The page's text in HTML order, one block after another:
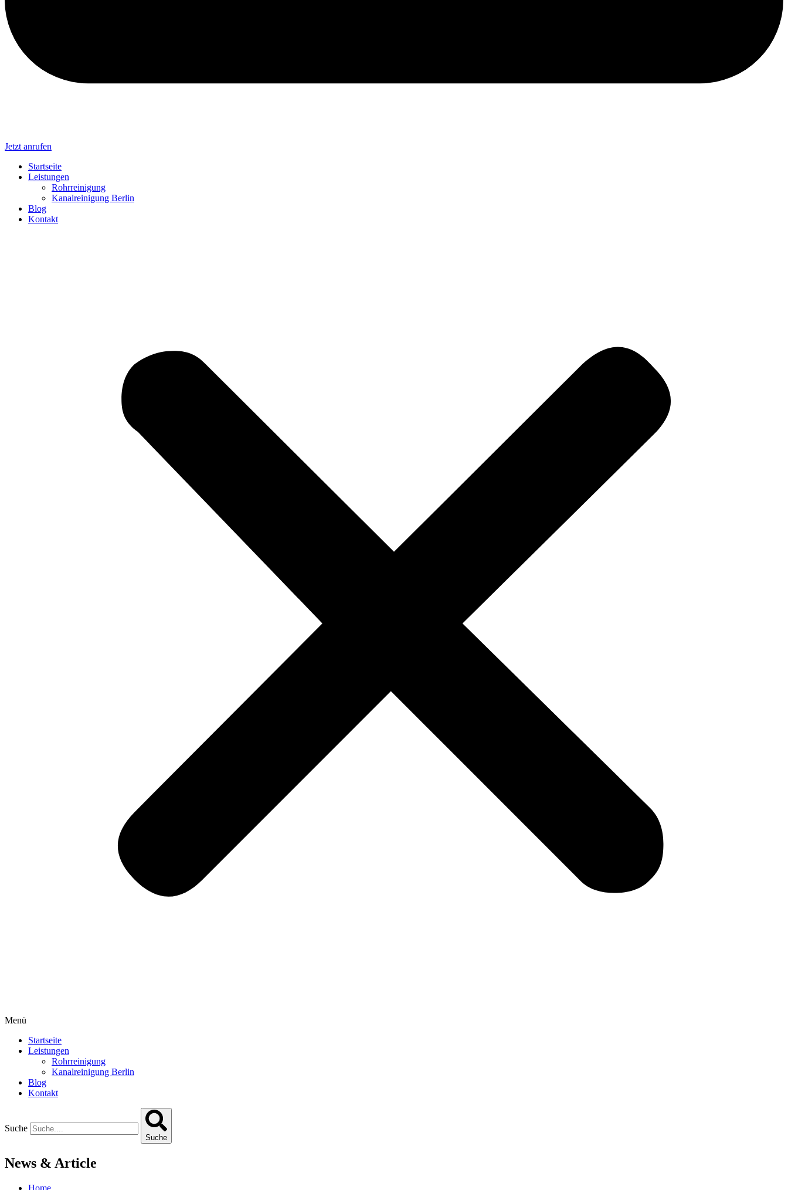
Jetzt anrufen
Startseite
Leistungen
Rohrreinigung
Kanalreinigung Berlin
Blog
Kontakt
Menü
Startseite
Leistungen
Rohrreinigung
Kanalreinigung Berlin
Blog
Kontakt
Suche
Suche
News & Article
Home